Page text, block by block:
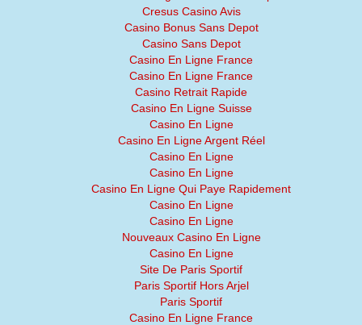
Cresus Casino Avis
Casino Bonus Sans Depot
Casino Sans Depot
Casino En Ligne France
Casino En Ligne France
Casino Retrait Rapide
Casino En Ligne Suisse
Casino En Ligne
Casino En Ligne Argent Réel
Casino En Ligne
Casino En Ligne
Casino En Ligne Qui Paye Rapidement
Casino En Ligne
Casino En Ligne
Nouveaux Casino En Ligne
Casino En Ligne
Site De Paris Sportif
Paris Sportif Hors Arjel
Paris Sportif
Casino En Ligne France